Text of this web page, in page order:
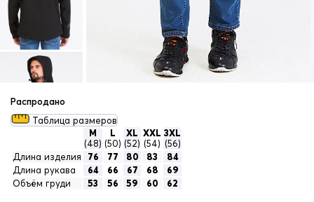
Распродано
Таблица размеров
M
(48)
L
(50)
XL
(52)
XXL
(54)
3XL
(56)
Длина изделия
76 77 80 83
84
Длина рукава
64 66 67 68
69
Объём груди
53 56 59 60 62